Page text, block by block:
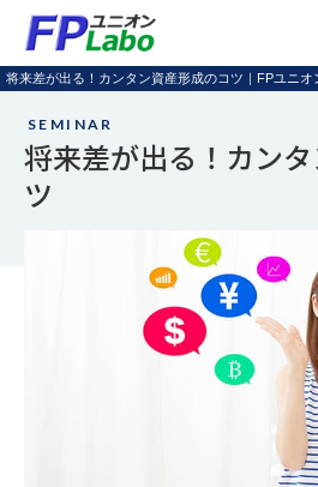
将来差が出る！カンタン資産形成のコツ｜FPユニオ
SEMINAR
将来差が出る！ カン
ツ